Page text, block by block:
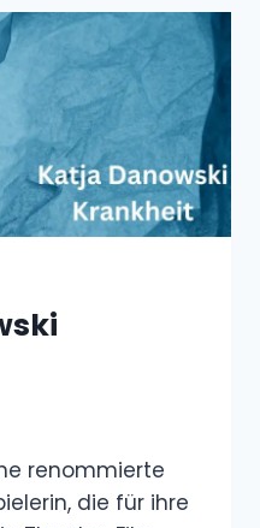
deutsche
vielfältigen Rollen